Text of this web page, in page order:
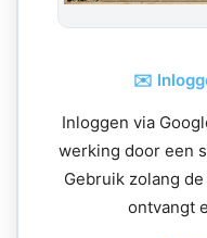
✉️
Inloggen via
werking door een
Gebruik zolang
ontvangt